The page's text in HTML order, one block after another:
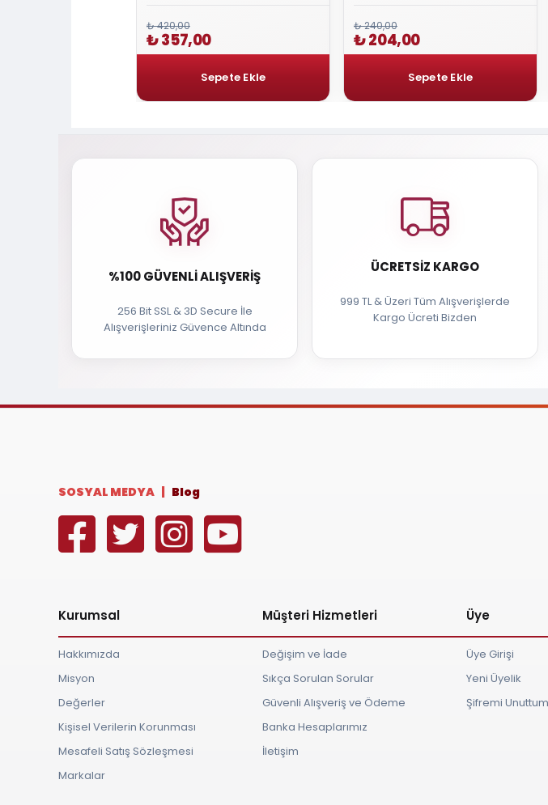
₺ 420,00
₺ 357,00
₺ 240,00
₺ 204,00
%100 GÜVENLI ALIŞVERIŞ
256 Bit SSL & 3D Secure İle
Alışverişleriniz Güvence Altında
ÜCRETSIZ KARGO
999 TL & Üzeri Tüm Alışverişlerde
Kargo Ücreti Bizden
SOSYAL MEDYA | Blog
Kurumsal
Hakkımızda
Misyon
Değerler
Kişisel Verilerin Korunması
Mesafeli Satış Sözleşmesi
Markalar
Müşteri Hizmetleri
Değişim ve İade
Sıkça Sorulan Sorular
Güvenli Alışveriş ve Ödeme
Banka Hesaplarımız
İletişim
Üye
Üye Girişi
Yeni Üyelik
Şifremi Unuttum